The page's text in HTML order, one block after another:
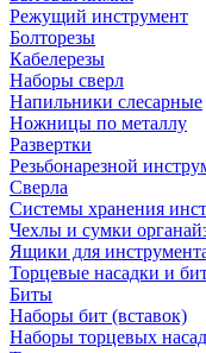
Режущий инструмент
Болторезы
Кабелерезы
Наборы сверл
Напильники слесарные
Ножницы по металлу
Развертки
Резьбонарезной
Сверла
Системы хранения
Чехлы и сумки
Ящики для
Торцевые насадки и
Биты
Наборы бит (вставок)
Наборы торцевых